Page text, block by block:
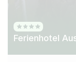
Ferienhotel